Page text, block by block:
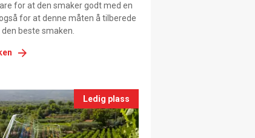
for at den smaker godt med en
for at denne måten å tilberede
beste smaken.
Ledig plass